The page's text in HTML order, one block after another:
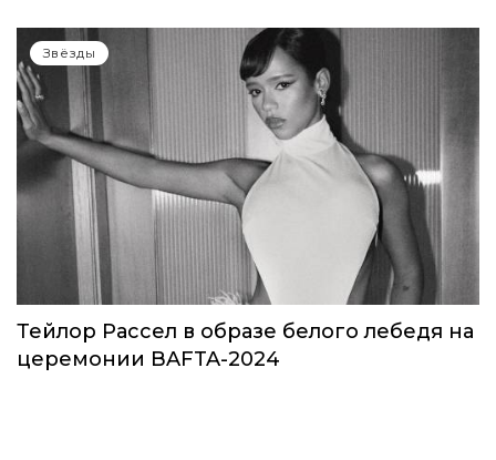
Звёзды
Тейлор Рассел в образе белого лебедя на
церемонии BAFTA-2024